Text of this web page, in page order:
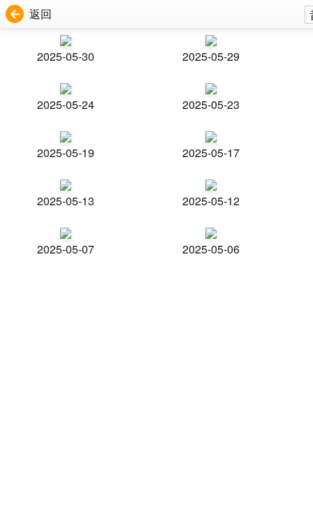
返回
2025-05-30 2025-05-29
2025-05-24 2025-05-23
2025-05-19 2025-05-17
2025-05-13 2025-05-12
2025-05-07 2025-05-06